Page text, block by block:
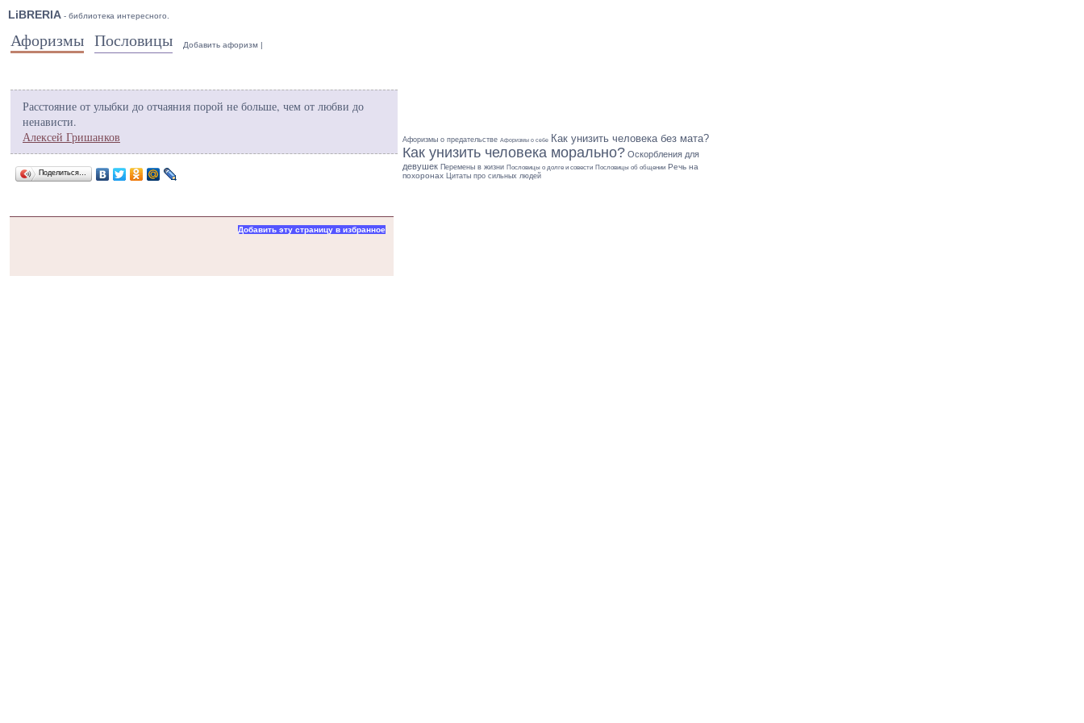
LiBRERIA - библиотека интересного.
Афоризмы Пословицы Добавить афоризм |
Расстояние от улыбки до отчаяния порой не больше, чем от любви до
ненависти.
Алексей Гришанков
Поделиться…
Афоризмы о предательстве Афоризмы о себе Как унизить человека без мата?
Как унизить человека морально? Оскорбления для
девушек Перемены в жизни Пословицы о долге и совести Пословицы об общении Речь на
похоронах Цитаты про сильных людей
Добавить эту страницу в избранное